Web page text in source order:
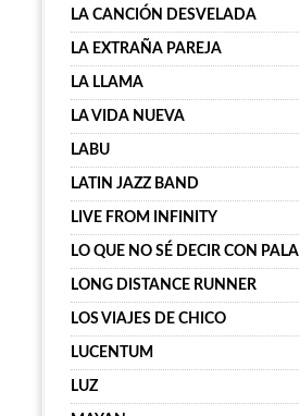
LA CANCIÓN DESVELADA
LA EXTRAÑA PAREJA
LA LLAMA
LA VIDA NUEVA
LABU
LATIN JAZZ BAND
LIVE FROM INFINITY
LO QUE NO SÉ DECIR CON
LONG DISTANCE RUNNER
LOS VIAJES DE CHICO
LUCENTUM
LUZ